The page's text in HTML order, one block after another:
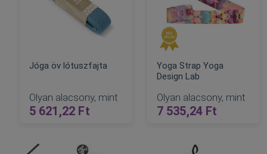
Jóga öv lótuszfajta
Olyan alacsony, mint
5 621,22 Ft
Yoga Strap Yoga
Design Lab
Olyan alacsony, mint
7 535,24 Ft
8